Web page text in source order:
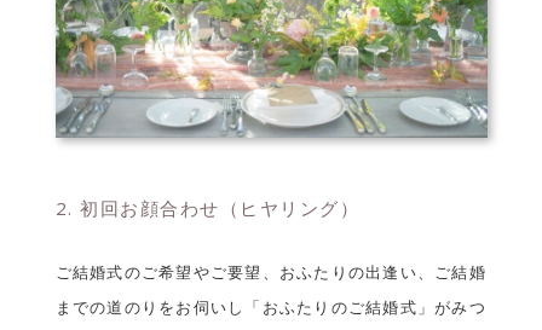
2. 初回お顔合わせ（ヒヤリング）
ご結婚式のご希望やご要望、おふたりの出逢い、ご結婚
までの道のりをお伺いし「おふたりのご結婚式」がみつ